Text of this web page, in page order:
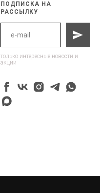
ПОДПИСКА НА
РАССЫЛКУ
только интересные новости и
акции